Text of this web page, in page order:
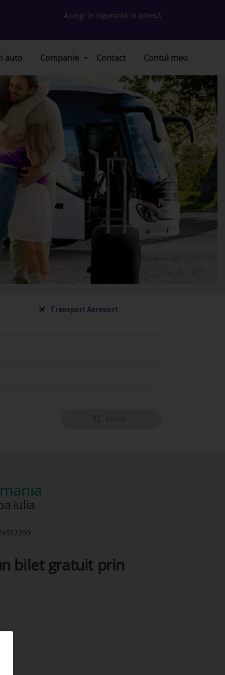
Ajungi în siguranță la adresă
auto Companie Contact Contul meu
󰀝 Transport Aeroport
iulia
bilet gratuit prin